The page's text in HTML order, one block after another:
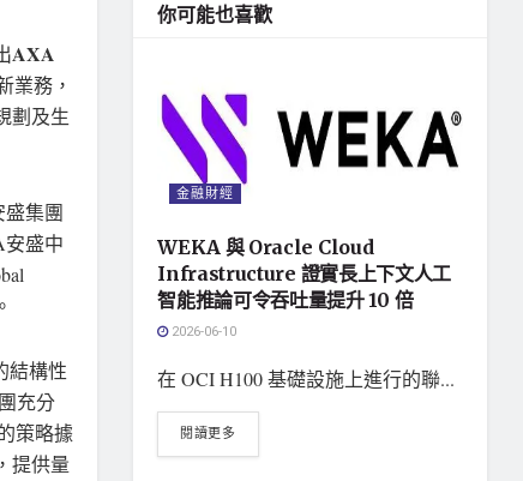
AXA
業務，
劃及生
集團
安盛中
結構性
充分
策略據
提供量
你可能也喜歡
金融財經
WEKA 與 Oracle Cloud
Infrastructure 證實長上下文人工
智能推論可令吞吐量提升 10 倍
2026-06-10
在 OCI H100 基礎設施上進行的聯...
閱讀更多